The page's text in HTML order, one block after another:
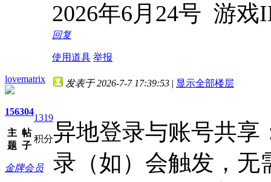
2026年6月24号 游戏
回复
使用道具 举报
lovematrix
156
主
题
304
帖
子
1319
积分
金牌会员
发表于 2026-7-7 17:39:53 | 显示全部楼层
异地登录与账号共享
录（如）会触发，